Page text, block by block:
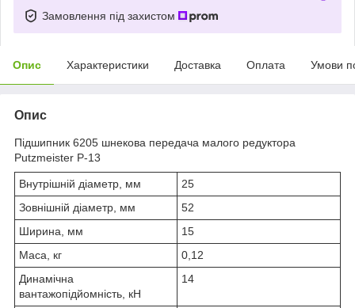
Замовлення під захистом
Опис Характеристики Доставка Оплата Умови
Опис
Підшипник 6205 шнекова передача малого редуктора
Putzmeister Р-13
Внутрішній діаметр, мм
25
Зовнішній діаметр, мм
52
Ширина, мм
15
Маса, кг
0,12
Динамічна
вантажопідйомність, кН
14